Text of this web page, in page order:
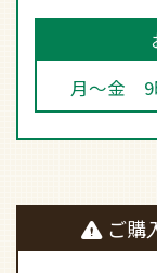
月～金 9
ご購